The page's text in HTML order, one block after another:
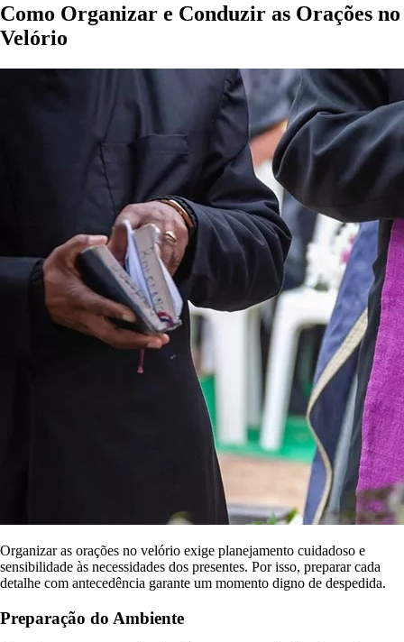
Como Organizar e Conduzir as Orações no
Velório
Organizar as orações no velório exige planejamento cuidadoso e
sensibilidade às necessidades dos presentes. Por isso, preparar cada
detalhe com antecedência garante um momento digno de despedida.
Preparação do Ambiente